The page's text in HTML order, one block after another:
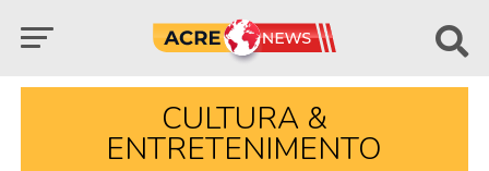
CULTURA &
ENTRETENIMENTO